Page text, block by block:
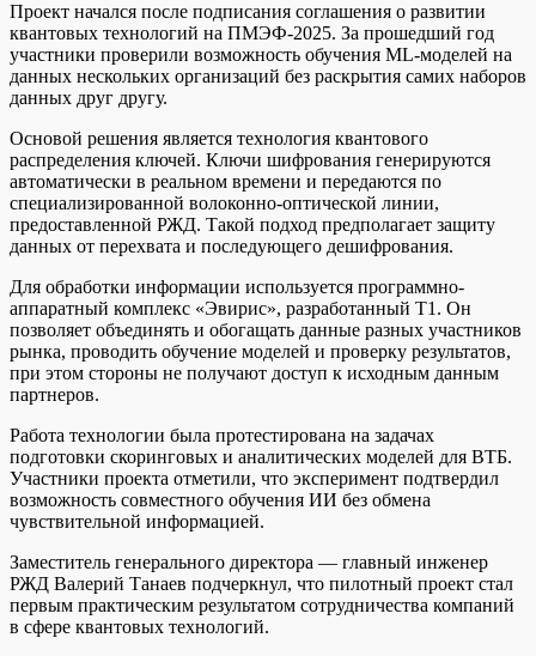
Проект начался после подписания соглашения о развитии
квантовых технологий на ПМЭФ-2025. За прошедший год
участники проверили возможность обучения ML-моделей на
данных нескольких организаций без раскрытия самих наборов
данных друг другу.
Основой решения является технология квантового
распределения ключей. Ключи шифрования генерируются
автоматически в реальном времени и передаются по
специализированной волоконно-оптической линии,
предоставленной РЖД. Такой подход предполагает защиту
данных от перехвата и последующего дешифрования.
Для обработки информации используется программно-
аппаратный комплекс «Эвирис», разработанный Т1. Он
позволяет объединять и обогащать данные разных участников
рынка, проводить обучение моделей и проверку результатов,
при этом стороны не получают доступ к исходным данным
партнеров.
Работа технологии была протестирована на задачах
подготовки скоринговых и аналитических моделей для ВТБ.
Участники проекта отметили, что эксперимент подтвердил
возможность совместного обучения ИИ без обмена
чувствительной информацией.
Заместитель генерального директора — главный инженер
РЖД Валерий Танаев подчеркнул, что пилотный проект стал
первым практическим результатом сотрудничества компаний
в сфере квантовых технологий.